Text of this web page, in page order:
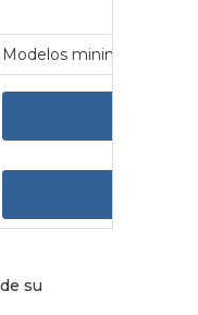
Modelos minimalistas y
su